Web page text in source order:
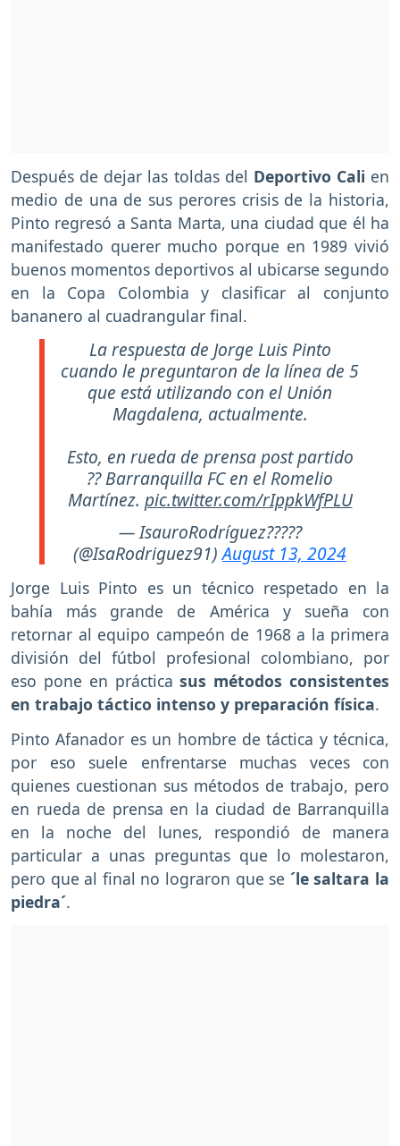
Después de dejar las toldas del Deportivo Cali en
medio de una de sus perores crisis de la historia,
Pinto regresó a Santa Marta, una ciudad que él ha
manifestado querer mucho porque en 1989 vivió
buenos momentos deportivos al ubicarse segundo
en la Copa Colombia y clasificar al conjunto
bananero al cuadrangular final.
La respuesta de Jorge Luis Pinto
cuando le preguntaron de la línea de 5
que está utilizando con el Unión
Magdalena, actualmente.
Esto, en rueda de prensa post partido
?? Barranquilla FC en el Romelio
Martínez. pic.twitter.com/rIppkWfPLU
— IsauroRodríguez?????
(@IsaRodriguez91)August 13, 2024
Jorge Luis Pinto es un técnico respetado en la
bahía más grande de América y sueña con
retornar al equipo campeón de 1968 a la primera
división del fútbol profesional colombiano, por
eso pone en prácticasus métodos consistentes
en trabajo táctico intenso y preparación física.
Pinto Afanador es un hombre de táctica y técnica,
por eso suele enfrentarse muchas veces con
quienes cuestionan sus métodos de trabajo, pero
en rueda de prensa en la ciudad de Barranquilla
en la noche del lunes, respondió de manera
particular a unas preguntas que lo molestaron,
pero que al final no lograron que se ´le saltara la
piedra´.